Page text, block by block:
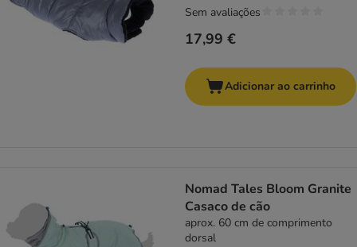
17,99 €
Sem avaliações
Adicionar ao carrinho
Nomad Tales Bloom Granite
Casaco de cão
aprox. 60 cm de comprimento
dorsal